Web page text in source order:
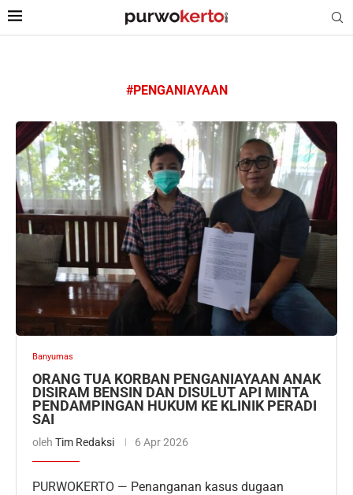
#PENGANIAYAAN
Banyumas
ORANG TUA KORBAN PENGANIAYAAN ANAK
DISIRAM BENSIN DAN DISULUT API MINTA
PENDAMPINGAN HUKUM KE KLINIK PERADI
SAI
oleh Tim Redaksi 6 Apr 2026
PURWOKERTO — Penanganan kasus dugaan